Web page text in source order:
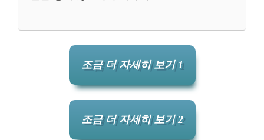
조금 더 자세히 보기 1
조금 더 자세히 보기 2